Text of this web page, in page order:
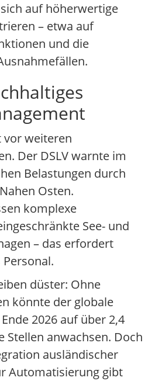
auf höherwertige
– etwa auf
und die
vor weiteren
Der DSLV warnte im
Belastungen durch
Osten.
komplexe
See- und
– das erfordert
düster: Ohne
könnte der globale
2026 auf über 2,4
Stellen anwachsen. Doch
ausländischer
Automatisierung gibt